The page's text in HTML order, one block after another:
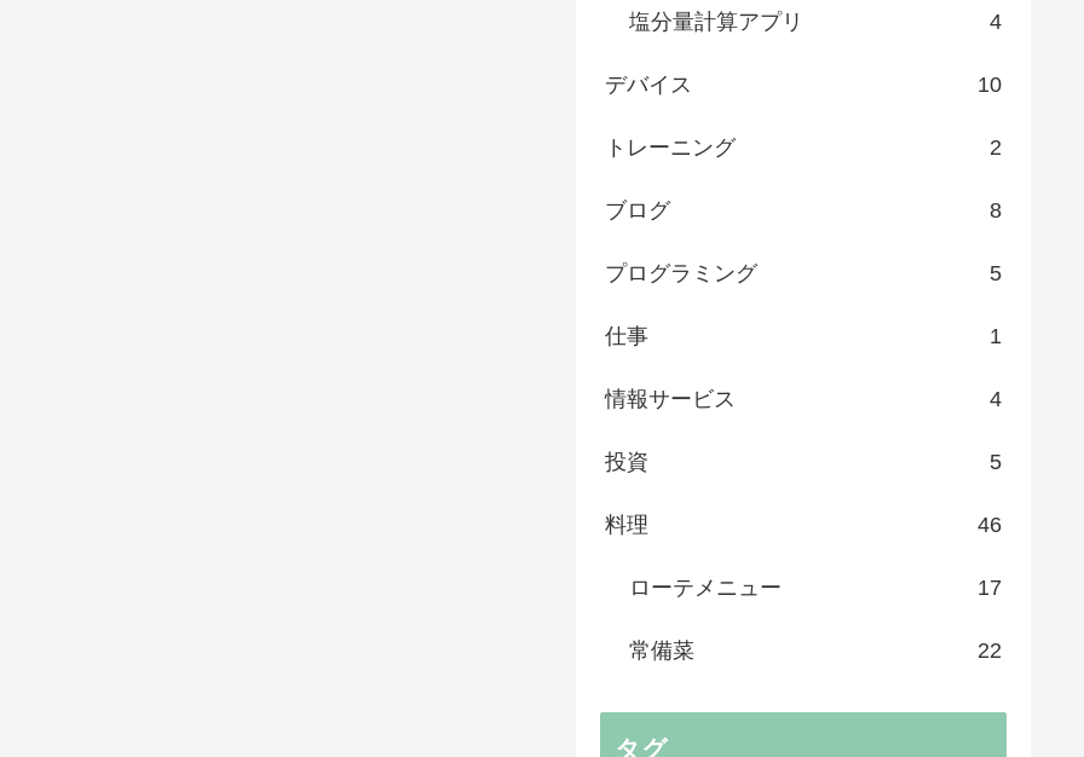
塩分量計算アプリ 4
デバイス 10
トレーニング 2
ブログ 8
プログラミング 5
仕事 1
情報サービス 4
投資 5
料理 46
ローテメニュー 17
常備菜 22
タグ